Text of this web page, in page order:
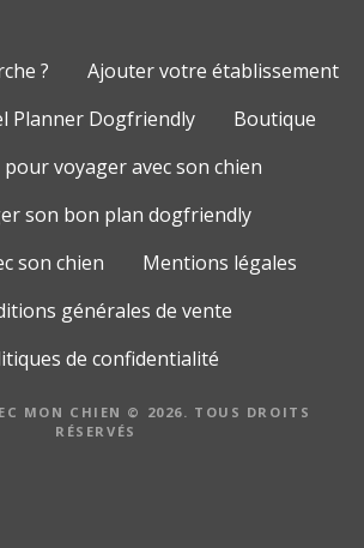
?
Ajouter votre établissement
Planner Dogfriendly
Boutique
pour voyager avec son chien
son bon plan dogfriendly
son chien
Mentions légales
générales de vente
de confidentialité
MON CHIEN © 2026. TOUS DROITS
RÉSERVÉS